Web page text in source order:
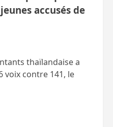
accusés de
thaïlandaise a
voix contre 141, le